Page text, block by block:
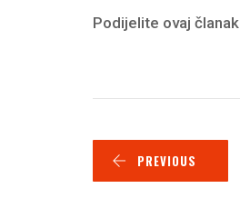
Podijelite ovaj članak
PREVIOUS